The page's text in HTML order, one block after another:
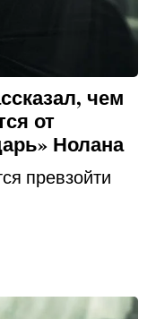
чем
от
Нолана
превзойти